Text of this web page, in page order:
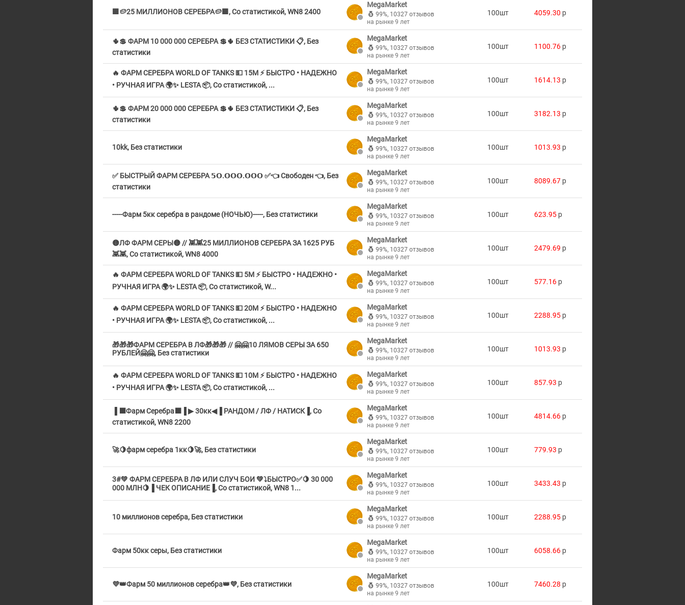
🟪🥔25 МИЛЛИОНОВ СЕРЕБРА🥔🟪, Со статистикой, WN8 2400
MegaMarket
99%, 10327 отзывов
на рынке 9 лет
100шт 4059.30 p
🌵💲 ФАРМ 10 000 000 СЕРЕБРА 💲🌵 БЕЗ СТАТИСТИКИ 📋, Без
статистики
MegaMarket
99%, 10327 отзывов
на рынке 9 лет
100шт 1100.76 p
🔥 ФАРМ СЕРЕБРА WORLD OF TANKS 💵 15М ⚡ БЫСТРО • НАДЕЖНО
• РУЧНАЯ ИГРА 🌍✨ LESTA 📦, Со статистикой, ...
MegaMarket
99%, 10327 отзывов
на рынке 9 лет
100шт 1614.13 p
🌵💲 ФАРМ 20 000 000 СЕРЕБРА 💲🌵 БЕЗ СТАТИСТИКИ 📋, Без
статистики
MegaMarket
99%, 10327 отзывов
на рынке 9 лет
100шт 3182.13 p
10kk, Без статистики
MegaMarket
99%, 10327 отзывов
на рынке 9 лет
100шт 1013.93 p
✅ БЫСТРЫЙ ФАРМ СЕРЕБРА 𝟱𝗢.𝗢𝗢𝗢.𝗢𝗢𝗢 ✅👈 Свободен 👈, Без
статистики
MegaMarket
99%, 10327 отзывов
на рынке 9 лет
100шт 8089.67 p
-----Фарм 5кк серебра в рандоме (НОЧЬЮ)-----, Без статистики
MegaMarket
99%, 10327 отзывов
на рынке 9 лет
100шт 623.95 p
🟡ЛФ ФАРМ СЕРЫ🟡 // 👾👾25 МИЛЛИОНОВ СЕРЕБРА ЗА 1625 РУБ
👾👾, Со статистикой, WN8 4000
MegaMarket
99%, 10327 отзывов
на рынке 9 лет
100шт 2479.69 p
🔥 ФАРМ СЕРЕБРА WORLD OF TANKS 💵 5М ⚡ БЫСТРО • НАДЕЖНО •
РУЧНАЯ ИГРА 🌍✨ LESTA 📦, Со статистикой, W...
MegaMarket
99%, 10327 отзывов
на рынке 9 лет
100шт 577.16 p
🔥 ФАРМ СЕРЕБРА WORLD OF TANKS 💵 20М ⚡ БЫСТРО • НАДЕЖНО
• РУЧНАЯ ИГРА 🌍✨ LESTA 📦, Со статистикой, ...
MegaMarket
99%, 10327 отзывов
на рынке 9 лет
100шт 2288.95 p
🎁🎁🎁ФАРМ СЕРЕБРА В ЛФ🎁🎁🎁 // 🤗🤗10 ЛЯМОВ СЕРЫ ЗА 650
РУБЛЕЙ🤗🤗, Без статистики
MegaMarket
99%, 10327 отзывов
на рынке 9 лет
100шт 1013.93 p
🔥 ФАРМ СЕРЕБРА WORLD OF TANKS 💵 10М ⚡ БЫСТРО • НАДЕЖНО
• РУЧНАЯ ИГРА 🌍✨ LESTA 📦, Со статистикой, ...
MegaMarket
99%, 10327 отзывов
на рынке 9 лет
100шт 857.93 p
▐ ⬛Фарм Серебра⬛▐ ▶ 30кк◀▐ РАНДОМ / ЛФ / НАТИСК▐, Со
статистикой, WN8 2200
MegaMarket
99%, 10327 отзывов
на рынке 9 лет
100шт 4814.66 p
🚀🍋фарм серебра 1кк🍋🚀, Без статистики
MegaMarket
99%, 10327 отзывов
на рынке 9 лет
100шт 779.93 p
3#💚 ФАРМ СЕРЕБРА В ЛФ ИЛИ СЛУЧ БОИ 💚⤵️БЫСТРО✅🍋 30 000
000 МЛН🍋▐ ЧЕК ОПИСАНИЕ▐, Со статистикой, WN8 1...
MegaMarket
99%, 10327 отзывов
на рынке 9 лет
100шт 3433.43 p
10 миллионов серебра, Без статистики
MegaMarket
99%, 10327 отзывов
на рынке 9 лет
100шт 2288.95 p
Фарм 50кк серы, Без статистики
MegaMarket
99%, 10327 отзывов
на рынке 9 лет
100шт 6058.66 p
💜👑Фарм 50 миллионов серебра👑💜, Без статистики
MegaMarket
99%, 10327 отзывов
на рынке 9 лет
100шт 7460.28 p